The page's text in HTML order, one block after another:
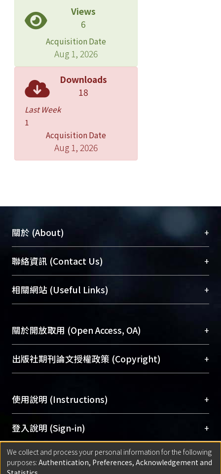
Views
6
Acquisition Date
Aug 1, 2026
Downloads
18
Last Week
1
Acquisition Date
Aug 1, 2026
關於 (About) +
臺大位居世界頂尖大學之列，為永久珍藏及向國際
展現本校豐碩的研究成果及學術能量，圖書館整合
機構典藏（NTUR）與學術庫（AH）不同功能平
台，成為臺大學術典藏NTU scholars。期能整合研
成果。
To permanently archive and promote researcher
profiles and scholarly works, Library integrates the
services of “NTU Repository” with “Academic
聯絡資訊 (Contact Us) +
總館學科館員(Main Library)
醫學圖書館學科館員(Medical Library)
Sciences Library)
相關網站 (Useful Links) +
關於開放取用 (Open Access, OA) +
開放取用是從使用者角度提升資訊取用性的社會運
動，應用在學術研究上是透過將研究著作公開供使
用逐年攀升。同時可加速研究發展、提升研究影響
Archive）平台。 （點選深入了解OA）
出版社期刊論文授權政策 (Copyright) +
含部分內容的版權非匯入者所有，或由第三方贊
助與合作完成，請確認該版權所有者及第三方同
意提供此授權。
Please represent that the submission is your
original work, and that you have the right to
grant the rights to upload.
使用說明 (Instructions) +
網站簡介(Quickstart Guide)
使用手冊(Instruction Manual)
線上預約服務(Booking Service)
登入說明 (Sign-in) +
方案一：臺灣大學計算機中心帳號登入
(With C&INC Email Account)
匯入著作 (Submission) +
We collect and process your personal information for the following
purposes: Authentication, Preferences, Acknowledgement and